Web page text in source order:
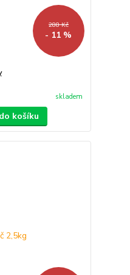
288 Kč
- 11 %
skladem
košíku